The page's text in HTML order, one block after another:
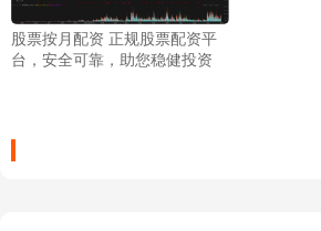
股票按月配资 正规股票配资平
台，安全可靠，助您稳健投资